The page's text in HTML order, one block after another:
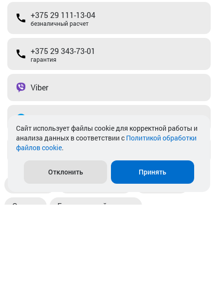
+375 29 111-13-04
безналичный расчет
+375 29 343-73-01
гарантия
Viber
info@akkamulik.by
Пункты выдачи Магазины
Оплата Безналичный расчет
Cайт использует файлы cookie для корректной работы и
анализа данных в соответствии с Политикой обработки
файлов cookie.
Отклонить Принять